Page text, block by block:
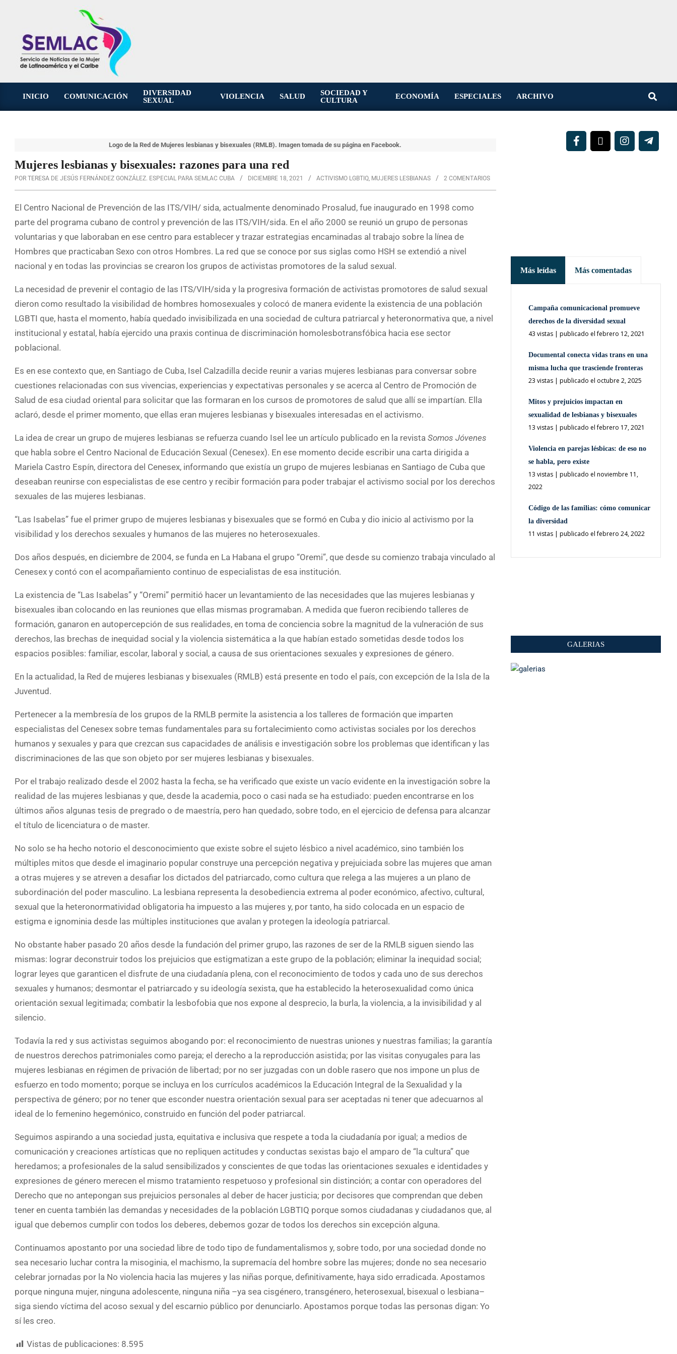
INICIO COMUNICACIÓN
DIVERSIDAD
SEXUAL
VIOLENCIA SALUD
SOCIEDAD Y
CULTURA
ECONOMÍA ESPECIALES ARCHIVO Buscar
Logo de la Red de Mujeres lesbianas y bisexuales (RMLB). Imagen tomada de su página en Facebook.
Mujeres lesbianas y bisexuales: razones para una red
POR TERESA DE JESÚS FERNÁNDEZ GONZÁLEZ. ESPECIAL PARA SEMLAC CUBA DICIEMBRE 18, 2021 ACTIVISMO LGBTIQ, MUJERES LESBIANAS 2 COMENTARIOS
El Centro Nacional de Prevención de las ITS/VIH/ sida, actualmente denominado Prosalud, fue inaugurado en 1998 como
parte del programa cubano de control y prevención de las ITS/VIH/sida. En el año 2000 se reunió un grupo de personas
voluntarias y que laboraban en ese centro para establecer y trazar estrategias encaminadas al trabajo sobre la línea de
Hombres que practicaban Sexo con otros Hombres. La red que se conoce por sus siglas como HSH se extendió a nivel
nacional y en todas las provincias se crearon los grupos de activistas promotores de la salud sexual.
La necesidad de prevenir el contagio de las ITS/VIH/sida y la progresiva formación de activistas promotores de salud sexual
dieron como resultado la visibilidad de hombres homosexuales y colocó de manera evidente la existencia de una población
LGBTI que, hasta el momento, había quedado invisibilizada en una sociedad de cultura patriarcal y heteronormativa que, a nivel
institucional y estatal, había ejercido una praxis continua de discriminación homolesbotransfóbica hacia ese sector
poblacional.
Es en ese contexto que, en Santiago de Cuba, Isel Calzadilla decide reunir a varias mujeres lesbianas para conversar sobre
cuestiones relacionadas con sus vivencias, experiencias y expectativas personales y se acerca al Centro de Promoción de
Salud de esa ciudad oriental para solicitar que las formaran en los cursos de promotores de salud que allí se impartían. Ella
aclaró, desde el primer momento, que ellas eran mujeres lesbianas y bisexuales interesadas en el activismo.
La idea de crear un grupo de mujeres lesbianas se refuerza cuando Isel lee un artículo publicado en la revista Somos Jóvenes
que habla sobre el Centro Nacional de Educación Sexual (Cenesex). En ese momento decide escribir una carta dirigida a
Mariela Castro Espín, directora del Cenesex, informando que existía un grupo de mujeres lesbianas en Santiago de Cuba que
deseaban reunirse con especialistas de ese centro y recibir formación para poder trabajar el activismo social por los derechos
sexuales de las mujeres lesbianas.
“Las Isabelas” fue el primer grupo de mujeres lesbianas y bisexuales que se formó en Cuba y dio inicio al activismo por la
visibilidad y los derechos sexuales y humanos de las mujeres no heterosexuales.
Dos años después, en diciembre de 2004, se funda en La Habana el grupo “Oremi”, que desde su comienzo trabaja vinculado al
Cenesex y contó con el acompañamiento continuo de especialistas de esa institución.
La existencia de “Las Isabelas” y “Oremi” permitió hacer un levantamiento de las necesidades que las mujeres lesbianas y
bisexuales iban colocando en las reuniones que ellas mismas programaban. A medida que fueron recibiendo talleres de
formación, ganaron en autopercepción de sus realidades, en toma de conciencia sobre la magnitud de la vulneración de sus
derechos, las brechas de inequidad social y la violencia sistemática a la que habían estado sometidas desde todos los
espacios posibles: familiar, escolar, laboral y social, a causa de sus orientaciones sexuales y expresiones de género.
En la actualidad, la Red de mujeres lesbianas y bisexuales (RMLB) está presente en todo el país, con excepción de la Isla de la
Juventud.
Pertenecer a la membresía de los grupos de la RMLB permite la asistencia a los talleres de formación que imparten
especialistas del Cenesex sobre temas fundamentales para su fortalecimiento como activistas sociales por los derechos
humanos y sexuales y para que crezcan sus capacidades de análisis e investigación sobre los problemas que identifican y las
discriminaciones de las que son objeto por ser mujeres lesbianas y bisexuales.
Por el trabajo realizado desde el 2002 hasta la fecha, se ha verificado que existe un vacío evidente en la investigación sobre la
realidad de las mujeres lesbianas y que, desde la academia, poco o casi nada se ha estudiado: pueden encontrarse en los
últimos años algunas tesis de pregrado o de maestría, pero han quedado, sobre todo, en el ejercicio de defensa para alcanzar
el título de licenciatura o de master.
No solo se ha hecho notorio el desconocimiento que existe sobre el sujeto lésbico a nivel académico, sino también los
múltiples mitos que desde el imaginario popular construye una percepción negativa y prejuiciada sobre las mujeres que aman
a otras mujeres y se atreven a desafiar los dictados del patriarcado, como cultura que relega a las mujeres a un plano de
subordinación del poder masculino. La lesbiana representa la desobediencia extrema al poder económico, afectivo, cultural,
sexual que la heteronormatividad obligatoria ha impuesto a las mujeres y, por tanto, ha sido colocada en un espacio de
estigma e ignominia desde las múltiples instituciones que avalan y protegen la ideología patriarcal.
No obstante haber pasado 20 años desde la fundación del primer grupo, las razones de ser de la RMLB siguen siendo las
mismas: lograr deconstruir todos los prejuicios que estigmatizan a este grupo de la población; eliminar la inequidad social;
lograr leyes que garanticen el disfrute de una ciudadanía plena, con el reconocimiento de todos y cada uno de sus derechos
sexuales y humanos; desmontar el patriarcado y su ideología sexista, que ha establecido la heterosexualidad como única
orientación sexual legitimada; combatir la lesbofobia que nos expone al desprecio, la burla, la violencia, a la invisibilidad y al
silencio.
Todavía la red y sus activistas seguimos abogando por: el reconocimiento de nuestras uniones y nuestras familias; la garantía
de nuestros derechos patrimoniales como pareja; el derecho a la reproducción asistida; por las visitas conyugales para las
mujeres lesbianas en régimen de privación de libertad; por no ser juzgadas con un doble rasero que nos impone un plus de
esfuerzo en todo momento; porque se incluya en los currículos académicos la Educación Integral de la Sexualidad y la
perspectiva de género; por no tener que esconder nuestra orientación sexual para ser aceptadas ni tener que adecuarnos al
ideal de lo femenino hegemónico, construido en función del poder patriarcal.
Seguimos aspirando a una sociedad justa, equitativa e inclusiva que respete a toda la ciudadanía por igual; a medios de
comunicación y creaciones artísticas que no repliquen actitudes y conductas sexistas bajo el amparo de “la cultura” que
heredamos; a profesionales de la salud sensibilizados y conscientes de que todas las orientaciones sexuales e identidades y
expresiones de género merecen el mismo tratamiento respetuoso y profesional sin distinción; a contar con operadores del
Derecho que no antepongan sus prejuicios personales al deber de hacer justicia; por decisores que comprendan que deben
tener en cuenta también las demandas y necesidades de la población LGBTIQ porque somos ciudadanas y ciudadanos que, al
igual que debemos cumplir con todos los deberes, debemos gozar de todos los derechos sin excepción alguna.
Continuamos apostanto por una sociedad libre de todo tipo de fundamentalismos y, sobre todo, por una sociedad donde no
sea necesario luchar contra la misoginia, el machismo, la supremacía del hombre sobre las mujeres; donde no sea necesario
celebrar jornadas por la No violencia hacia las mujeres y las niñas porque, definitivamente, haya sido erradicada. Apostamos
porque ninguna mujer, ninguna adolescente, ninguna niña –ya sea cisgénero, transgénero, heterosexual, bisexual o lesbiana–
siga siendo víctima del acoso sexual y del escarnio público por denunciarlo. Apostamos porque todas las personas digan: Yo
sí les creo.
Vistas de publicaciones: 8.595
Más leídas Más comentadas
Campaña comunicacional promueve
derechos de la diversidad sexual
43 vistas| publicado el febrero 12, 2021
Documental conecta vidas trans en una
misma lucha que trasciende fronteras
23 vistas| publicado el octubre 2, 2025
Mitos y prejuicios impactan en
sexualidad de lesbianas y bisexuales
13 vistas| publicado el febrero 17, 2021
Violencia en parejas lésbicas: de eso no
se habla, pero existe
13 vistas| publicado el noviembre 11,
2022
Código de las familias: cómo comunicar
la diversidad
11 vistas| publicado el febrero 24, 2022
GALERIAS